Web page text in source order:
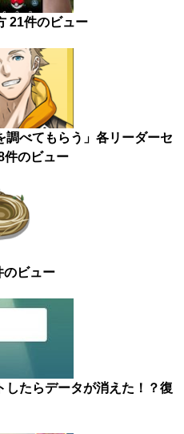
21件のビュー
調べてもらう」各リーダーセ
件のビュー
のビュー
したらデータが消えた！？復